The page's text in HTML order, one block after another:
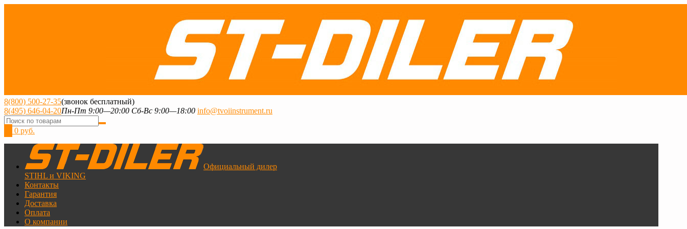
8(800) 500-27-35(звонок бесплатный)
8(495) 646-04-20Пн-Пт 9:00—20:00 Сб-Вс 9:00—18:00 info@tvoiinstrument.ru
0 руб.
Официальный дилер
STIHL и VIKING
Контакты
Гарантия
Доставка
Оплата
О компании